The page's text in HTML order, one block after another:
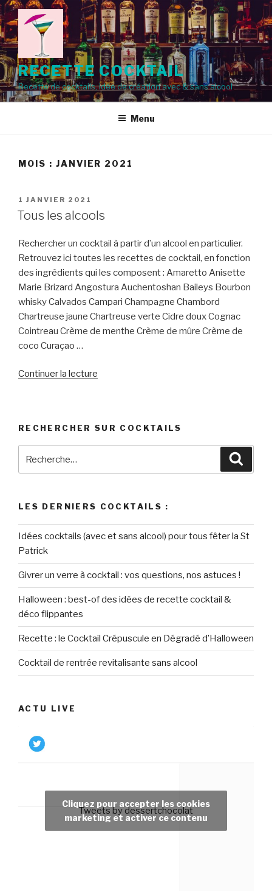
Aller
au
contenu
principal
RECETTE COCKTAIL
Recette de cocktails, idée de création avec & sans alcool
Menu
MOIS : JANVIER 2021
PUBLIÉ
LE
1 JANVIER 2021
Tous les alcools
Rechercher un cocktail à partir d’un alcool en particulier.
Retrouvez ici toutes les recettes de cocktail, en fonction
des ingrédients qui les composent : Amaretto Anisette
Marie Brizard Angostura Auchentoshan Baileys Bourbon
whisky Calvados Campari Champagne Chambord
Chartreuse jaune Chartreuse verte Cidre doux Cognac
Cointreau Crème de menthe Crème de mûre Crème de
coco Curaçao …
Continuer la lecture
RECHERCHER SUR COCKTAILS
pour
LES DERNIERS COCKTAILS :
Idées cocktails (avec et sans alcool) pour tous fêter la St
Patrick
Givrer un verre à cocktail : vos questions, nos astuces !
Halloween : best-of des idées de recette cocktail &
déco flippantes
Recette : le Cocktail Crépuscule en Dégradé d’Halloween
Cocktail de rentrée revitalisante sans alcool
ACTU LIVE
Tweets by dessertchocolat
Cliquez pour accepter les cookies
marketing et activer ce contenu